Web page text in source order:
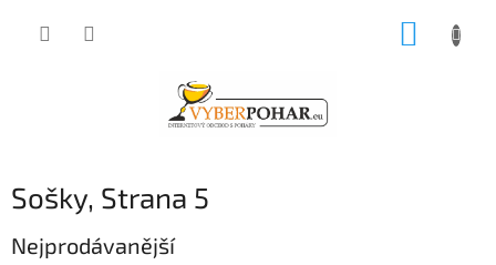
Sošky, Strana 5
Nejprodávanější